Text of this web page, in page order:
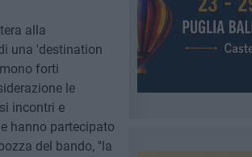
alla
una 'destination
forti
le
incontri e
hanno partecipato
del bando, ''la